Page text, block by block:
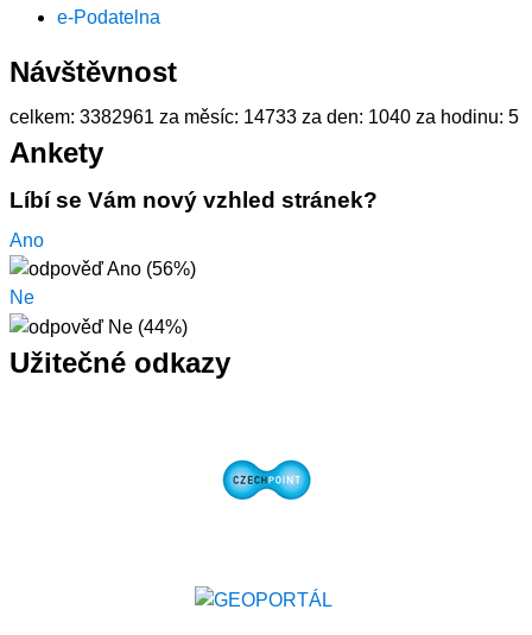
e-Podatelna
Návštěvnost
celkem: 3382961 za měsíc: 14733 za den: 1040 za hodinu: 5
Ankety
Líbí se Vám nový vzhled stránek?
Ano
Ne
Užitečné odkazy